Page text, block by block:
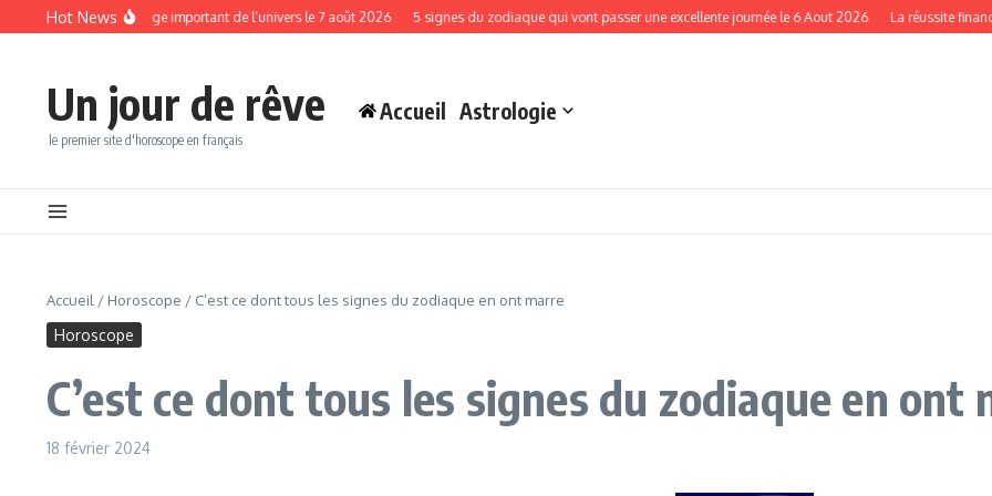
Aller au contenu
Hot News
un message important de l’univers le 7 août 2026 5 signes du zodiaque qui vont passer une excellente journée le 6 Aout 2026 La réussite financière
Un jour de rêve
le premier site d'horoscope en français
Accueil Astrologie
Accueil / Horoscope / C’est ce dont tous les signes du zodiaque en ont marre
Horoscope
C’est ce dont tous les signes du zodiaque en ont
18 février 2024